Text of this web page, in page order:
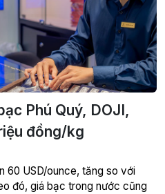
Phú Quý, DOJI,
đồng/kg
60 USD/ounce, tăng so với
đó, giá bạc trong nước cũng